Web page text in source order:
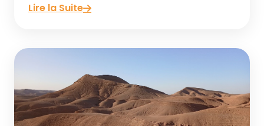
Lire la Suite